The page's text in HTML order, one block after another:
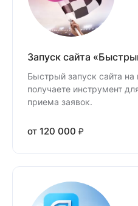
Запуск сайта
Быстрый запуск сайта
получаете инструмент
приема заявок.
от 120 000 ₽